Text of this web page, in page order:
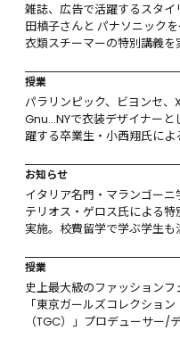
雑誌、広告で活躍するスタイ
田槙子さんと パナソニック
衣類スチーマーの特別講義を
授業
パラリンピック、ビヨンセ、
Gnu…NYで衣装デザイナーと
躍する卒業生・小西翔氏によ
お知らせ
イタリア名門・マランゴーニ
テリオス・ゲロス氏による特
実施。校費留学で学ぶ学生も
授業
史上最大級のファッションフ
「東京ガールズコレクション
（TGC）」プロデューサー/